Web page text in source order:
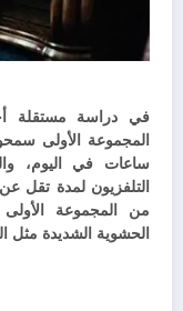
في دراسة مستقلة
المجموعة الأولى
ساعات في اليوم،
التلفزيون لمدة تقل
من المجموعة
الحشوية الشديدة مثل